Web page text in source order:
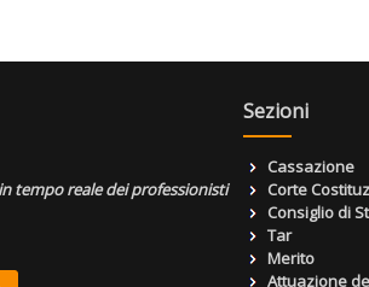
tempo reale dei professionisti
Sezioni
Cassazione
Corte
Consiglio di
Tar
Merito
Attuazione